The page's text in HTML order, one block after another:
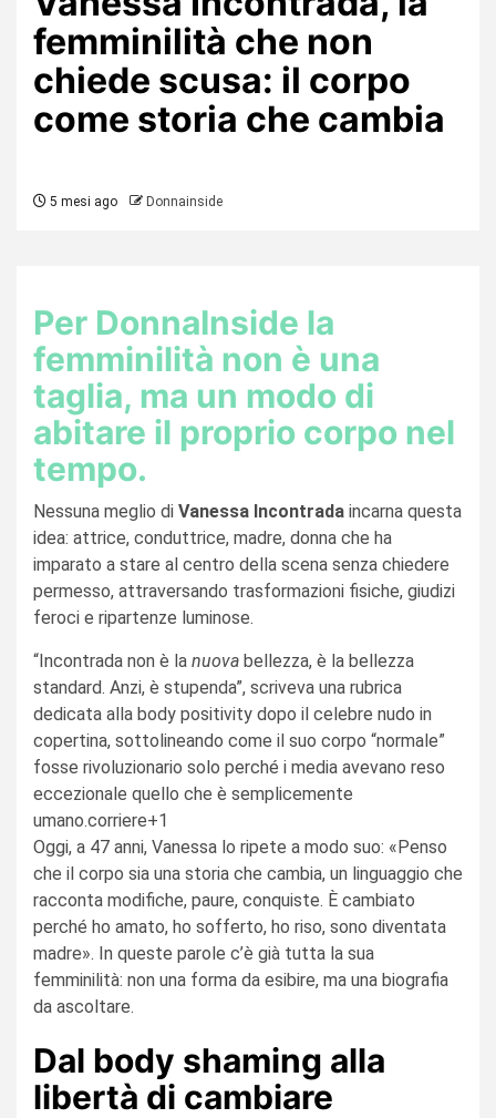
femminilità che non
chiede scusa: il corpo
come storia che cambia
5 mesi ago Donnainside
Per DonnaInside la
femminilità non è una
taglia, ma un modo di
abitare il proprio corpo nel
tempo.
Nessuna meglio di Vanessa Incontrada incarna questa
idea: attrice, conduttrice, madre, donna che ha
imparato a stare al centro della scena senza chiedere
permesso, attraversando trasformazioni fisiche, giudizi
feroci e ripartenze luminose.
“Incontrada non è la nuova bellezza, è la bellezza
standard. Anzi, è stupenda”, scriveva una rubrica
dedicata alla body positivity dopo il celebre nudo in
copertina, sottolineando come il suo corpo “normale”
fosse rivoluzionario solo perché i media avevano reso
eccezionale quello che è semplicemente
umano.corriere+1
Oggi, a 47 anni, Vanessa lo ripete a modo suo: «Penso
che il corpo sia una storia che cambia, un linguaggio che
racconta modifiche, paure, conquiste. È cambiato
perché ho amato, ho sofferto, ho riso, sono diventata
madre». In queste parole c’è già tutta la sua
femminilità: non una forma da esibire, ma una biografia
da ascoltare.
Dal body shaming alla
libertà di cambiare